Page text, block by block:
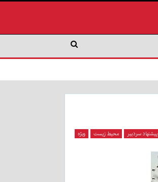
پیشنهاد سردبیر محیط زیست ویژه